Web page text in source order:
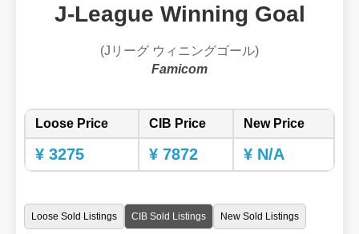
J-League Winning Goal
(Jリーグ ウィニングゴール)
Famicom
Loose Price CIB Price New Price
¥ 3275 ¥ 7872 ¥ N/A
Loose Sold Listings CIB Sold Listings New Sold Listings